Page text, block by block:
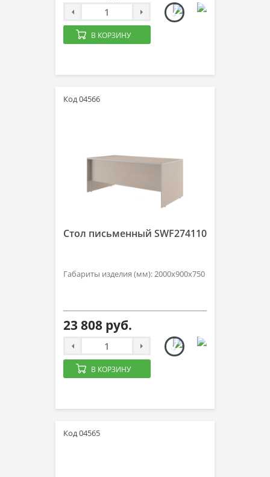
В КОРЗИНУ
Код 04566
Стол письменный SWF274110
Габариты изделия (мм): 2000х900х750
23 808 руб.
В КОРЗИНУ
Код 04565